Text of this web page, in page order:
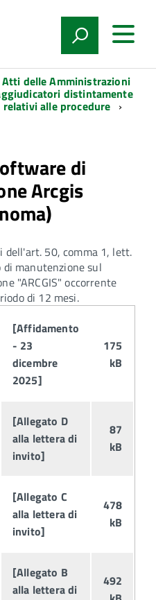
Atti delle Amministrazioni
distintamente
alle procedure
di
Arcgis
50, comma 1, lett.
manutenzione sul
"ARCGIS" occorrente
di 12 mesi.
[Affidamento
- 23
dicembre
2025]
175
kB
[Allegato D
alla lettera di
invito]
87
kB
[Allegato C
alla lettera di
invito]
478
kB
[Allegato B
alla lettera di
492